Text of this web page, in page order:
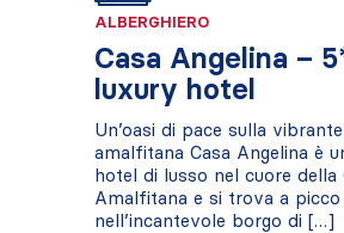
ALBERGHIERO
Casa Angelina –
luxury hotel
Un’oasi di pace sulla
amalfitana Casa Angelina è
hotel di lusso nel cuore della
Amalfitana e si trova a picco
nell’incantevole borgo di […]